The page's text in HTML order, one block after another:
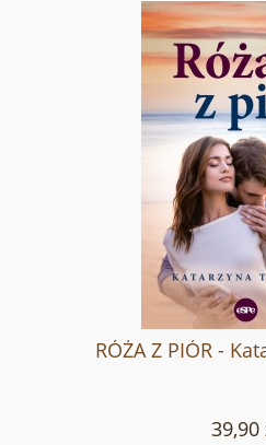
RÓŻA Z PIÓR -
39,90